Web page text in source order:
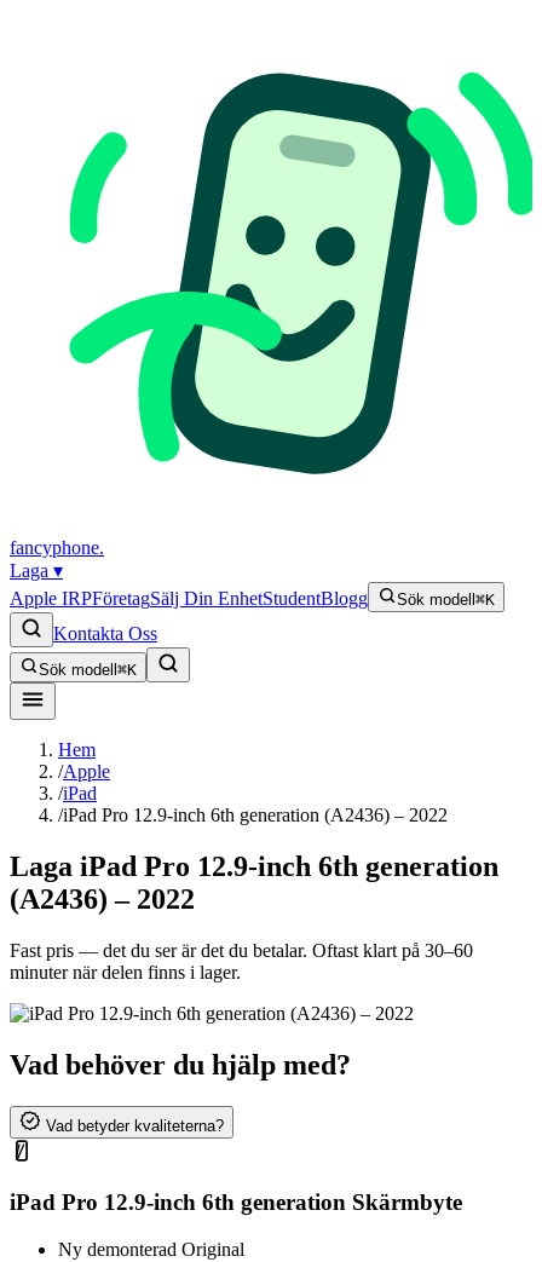
fancyphone.
Laga ▾
Apple IRPFöretagSälj Din EnhetStudentBlogg Sök modell ⌘K
Kontakta Oss
Sök modell ⌘K
Hem
/Apple
/iPad
/iPad Pro 12.9-inch 6th generation (A2436) – 2022
Laga iPad Pro 12.9-inch 6th generation
(A2436) – 2022
Fast pris — det du ser är det du betalar. Oftast klart på 30–60
minuter när delen finns i lager.
Vad behöver du hjälp med?
Vad betyder kvaliteterna?
iPad Pro 12.9-inch 6th generation Skärmbyte
Ny demonterad Original